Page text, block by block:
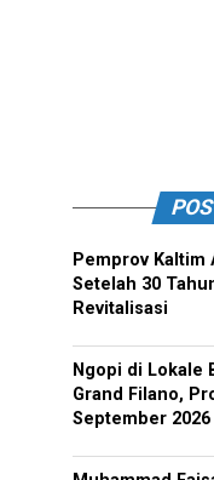
Pemprov Kaltim
Setelah 30
Revitalisasi
Ngopi di Lokale
Grand Filano,
September 2026